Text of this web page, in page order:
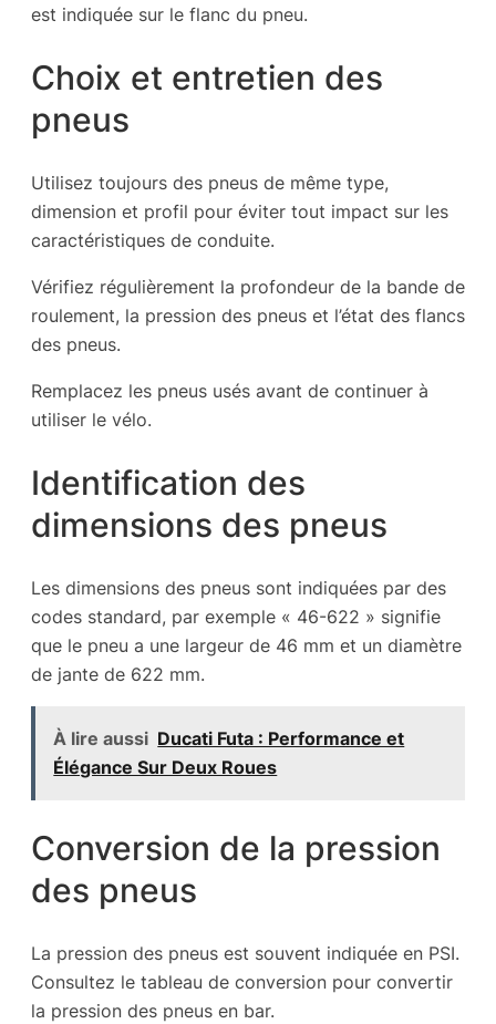
est indiquée sur le flanc du pneu.
Choix et entretien des
pneus
Utilisez toujours des pneus de même type,
dimension et profil pour éviter tout impact sur les
caractéristiques de conduite.
Vérifiez régulièrement la profondeur de la bande de
roulement, la pression des pneus et l’état des flancs
des pneus.
Remplacez les pneus usés avant de continuer à
utiliser le vélo.
Identification des
dimensions des pneus
Les dimensions des pneus sont indiquées par des
codes standard, par exemple « 46-622 » signifie
que le pneu a une largeur de 46 mm et un diamètre
de jante de 622 mm.
À lire aussi Ducati Futa : Performance et
Élégance Sur Deux Roues
Conversion de la pression
des pneus
La pression des pneus est souvent indiquée en PSI.
Consultez le tableau de conversion pour convertir
la pression des pneus en bar.